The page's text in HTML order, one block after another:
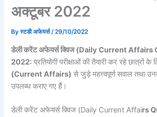
अक्टूबर 2022
Byस्टडी अफेयर्स/29/10/2022
डेली करेंट अफेयर्स क्विज (Daily Current Affairs
2022: प्रतियोगी परीक्षाओं की तैयारी कर रहे छात्रों के
(Current Affairs) से जुड़े महत्त्वपूर्ण सवाल तथा
उपलब्ध कराए गए हैं।
डेली करेंट अफेयर्स क्विज (Daily Current Affairs